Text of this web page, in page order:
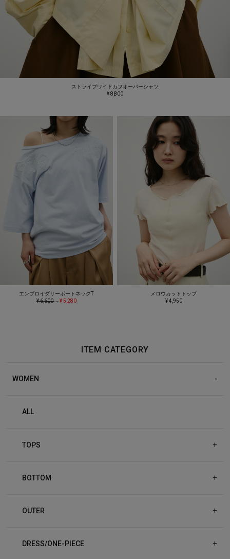
ストライプワイドカフオーバーシャツ
¥ 8,800
エンブロイダリーボートネックT
¥ 6,600→¥ 5,280
メロウカットトップ
¥ 4,950
ITEM CATEGORY
WOMEN
ALL
TOPS +
BOTTOM +
OUTER +
DRESS/ONE-PIECE +